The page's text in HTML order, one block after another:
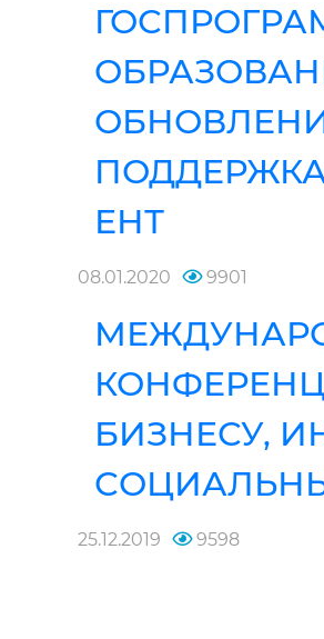
ЕНТ
08.01.2020 9901
БИЗНЕСУ,
25.12.2019 9598